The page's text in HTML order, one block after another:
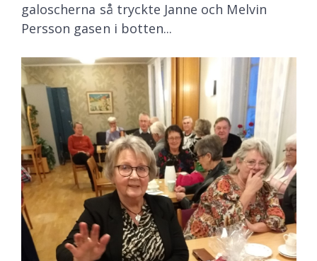
galoscherna så tryckte Janne och Melvin
Persson gasen i botten...